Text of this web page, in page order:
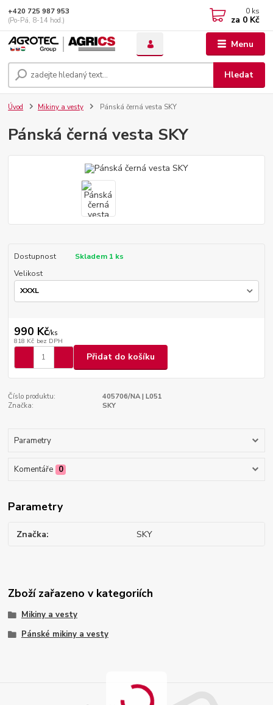
Menu
Hledat
+420 725 987 953
(Po-Pá, 8-14 hod.)
0 ks
za 0 Kč
Úvod Mikiny a vesty Pánská černá vesta SKY
Pánská černá vesta SKY
Dostupnost
Skladem 1 ks
Velikost
990 Kč/ks
818 Kč bez DPH
Přidat do košíku
Číslo produktu:
405706/NA | L051
Značka:
SKY
Parametry
Komentáře 0
Parametry
Značka SKY
Zboží zařazeno v kategoriích
Mikiny a vesty
Pánské mikiny a vesty